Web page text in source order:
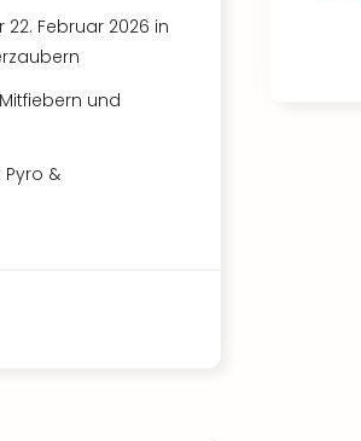
Februar 2026 in
und
&